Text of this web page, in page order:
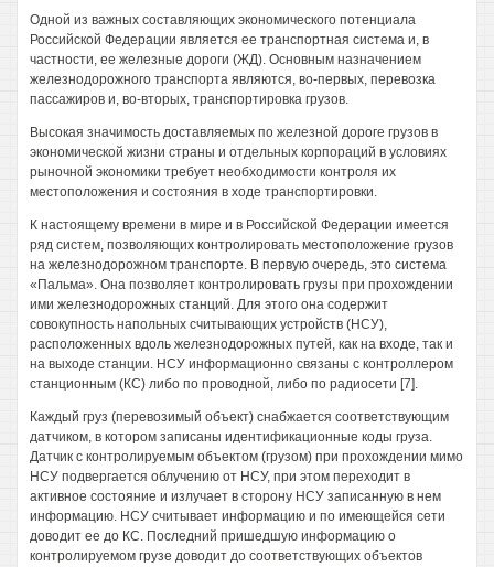
Одной из важных составляющих экономического потенциала
Российской Федерации является ее транспортная система и, в
частности, ее железные дороги (ЖД). Основным назначением
железнодорожного транспорта являются, во-первых, перевозка
пассажиров и, во-вторых, транспортировка грузов.
Высокая значимость доставляемых по железной дороге грузов в
экономической жизни страны и отдельных корпораций в условиях
рыночной экономики требует необходимости контроля их
местоположения и состояния в ходе транспортировки.
К настоящему времени в мире и в Российской Федерации имеется
ряд систем, позволяющих контролировать местоположение грузов
на железнодорожном транспорте. В первую очередь, это система
«Пальма». Она позволяет контролировать грузы при прохождении
ими железнодорожных станций. Для этого она содержит
совокупность напольных считывающих устройств (НСУ),
расположенных вдоль железнодорожных путей, как на входе, так и
на выходе станции. НСУ информационно связаны с контроллером
станционным (КС) либо по проводной, либо по радиосети [7].
Каждый груз (перевозимый объект) снабжается соответствующим
датчиком, в котором записаны идентификационные коды груза.
Датчик с контролируемым объектом (грузом) при прохождении мимо
НСУ подвергается облучению от НСУ, при этом переходит в
активное состояние и излучает в сторону НСУ записанную в нем
информацию. НСУ считывает информацию и по имеющейся сети
доводит ее до КС. Последний пришедшую информацию о
контролируемом грузе доводит до соответствующих объектов